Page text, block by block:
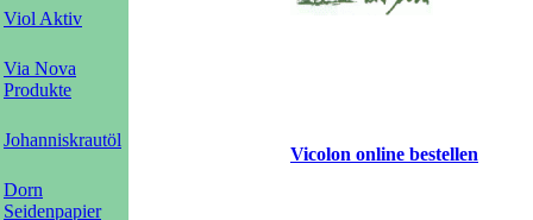
Viol Aktiv
Via Nova
Produkte
Johanniskrautöl
Dorn
Seidenpapier
Vicolon online bestellen